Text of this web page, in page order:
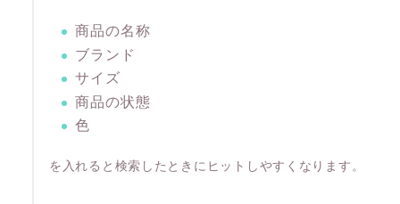
商品の名称
ブランド
サイズ
商品の状態
色
を入れると検索したときにヒットしやすくなります。